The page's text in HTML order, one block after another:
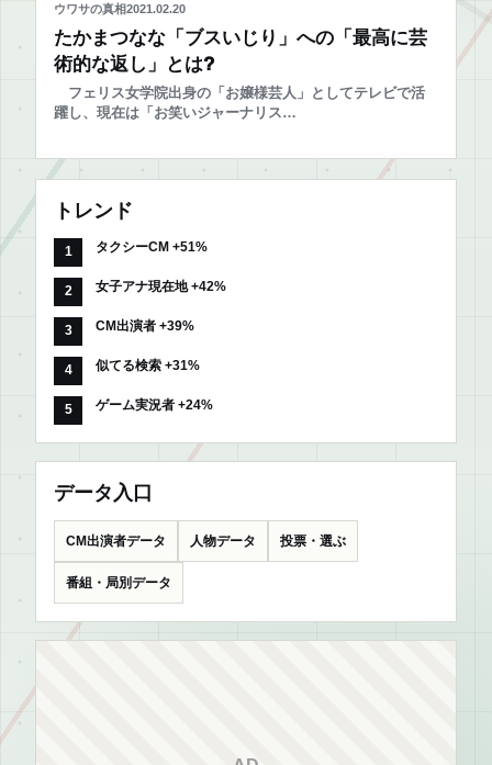
ウワサの真相2021.02.20
たかまつなな「ブスいじり」への「最高に芸
術的な返し」とは?
フェリス女学院出身の「お嬢様芸人」としてテレビで活
躍し、現在は「お笑いジャーナリス…
トレンド
タクシーCM +51%
女子アナ現在地 +42%
CM出演者 +39%
似てる検索 +31%
ゲーム実況者 +24%
データ入口
CM出演者データ 人物データ 投票・選ぶ
番組・局別データ